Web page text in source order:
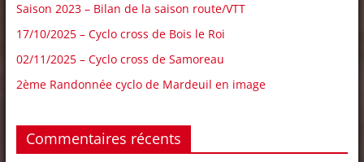
Saison 2023 – Bilan de la saison route/VTT
17/10/2025 – Cyclo cross de Bois le Roi
02/11/2025 – Cyclo cross de Samoreau
2ème Randonnée cyclo de Mardeuil en image
Commentaires récents